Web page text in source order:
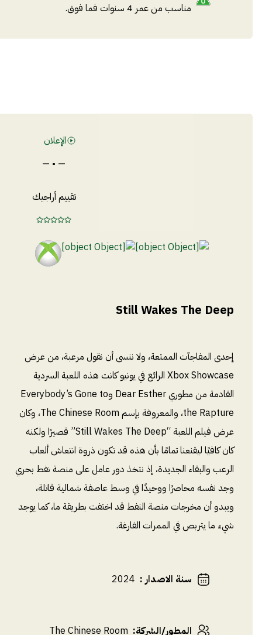
مناسب من عمر 4 سنوات فما فوق.
الإعلان
— • —
تقييم أراجيك
Still Wakes The Deep
إحدى المفاجآت الممتعة، ولا ننسى أن نقول مرعبة، من عرض
Xbox Showcase الرائع في يونيو كانت هذه اللعبة السردية
القادمة من مطوري Dear Esther وEverybody’s Gone to
the Rapture، والمعروفة بإسم The Chinese Room، وكان
عرض فيلم اللعبة “Still Wakes The Deep” قصيرًا ولكنه
كان كافيًا ليقنعنا تمامًا بأن هذه قد تكون ذروة انتعاش ألعاب
الرعب والبقاء الجديدة، إذ نتخذ دور عامل على منصة نفط بحري
وجد نفسه محاصرًا ووحيدًا في وسط عاصفة شمالية قاتلة،
ويبدو أن مخرجات منصة النفط قد اختفت بطريقة ما، كما يوجد
شيء ما يتربص في الممرات الفارغة.
سنة الاصدار :
2024
المطور/الشركة:
The Chinese Room